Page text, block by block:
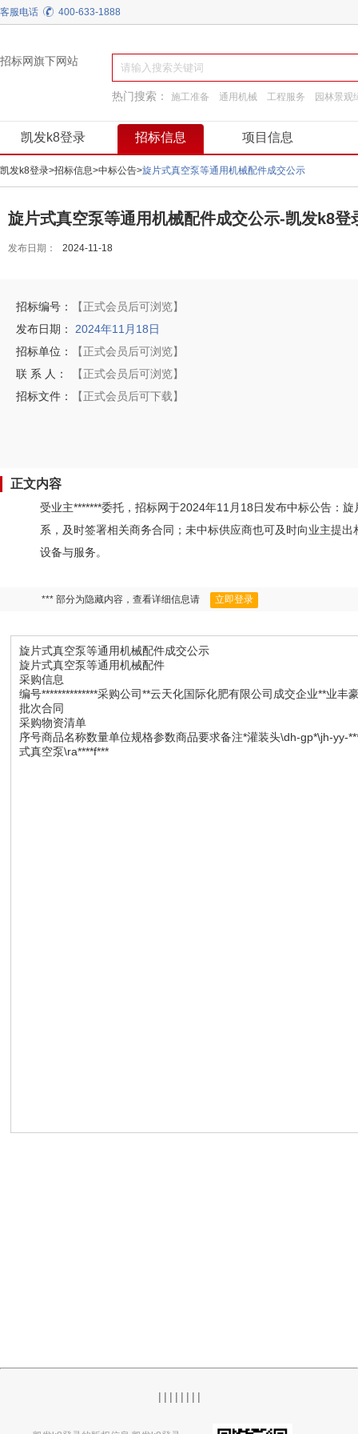
客服电话 400-633-1888
招标网旗下网站
热门搜索： 施工准备 通用机械 工程服务
园林景观
凯发k8登录 招标信息 项目信息
凯发k8登录>招标信息>中标公告>旋片式真空泵等通用机械配件成交公示
旋片式真空泵等通用机械配件成交公示-凯发k8登
发布日期： 2024-11-18
招标编号：
【正式会员后可浏览】
发布日期：
2024年11月18日
招标单位：
【正式会员后可浏览】
联 系 人：
【正式会员后可浏览】
招标文件：
【正式会员后可下载】
正文内容
受业主*******委托，招标网于2024年11月18日发布中标公告：
系，及时签署相关商务合同；未中标供应商也可及时向业主提
设备与服务。
*** 部分为隐藏内容，查看详细信息请 立即登录
旋片式真空泵等通用机械配件成交公示
旋片式真空泵等通用机械配件
采购信息
编号**************采购公司**云天化国际化肥有限公司成交企业**业
批次合同
采购物资清单
序号商品名称数量单位规格参数商品要求备注*灌装头\dh-gp*\jh-yy-
式真空泵\ra****f***
| | | | | | | |